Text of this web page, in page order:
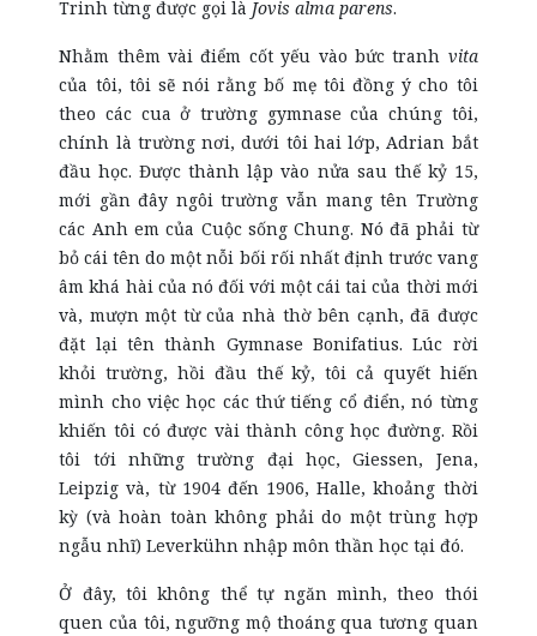
Trinh từng được gọi là Jovis alma parens.
Nhằm thêm vài điểm cốt yếu vào bức tranh vita
của tôi, tôi sẽ nói rằng bố mẹ tôi đồng ý cho tôi
theo các cua ở trường gymnase của chúng tôi,
chính là trường nơi, dưới tôi hai lớp, Adrian bắt
đầu học. Được thành lập vào nửa sau thế kỷ 15,
mới gần đây ngôi trường vẫn mang tên Trường
các Anh em của Cuộc sống Chung. Nó đã phải từ
bỏ cái tên do một nỗi bối rối nhất định trước vang
âm khá hài của nó đối với một cái tai của thời mới
và, mượn một từ của nhà thờ bên cạnh, đã được
đặt lại tên thành Gymnase Bonifatius. Lúc rời
khỏi trường, hồi đầu thế kỷ, tôi cả quyết hiến
mình cho việc học các thứ tiếng cổ điển, nó từng
khiến tôi có được vài thành công học đường. Rồi
tôi tới những trường đại học, Giessen, Jena,
Leipzig và, từ 1904 đến 1906, Halle, khoảng thời
kỳ (và hoàn toàn không phải do một trùng hợp
ngẫu nhĩ) Leverkühn nhập môn thần học tại đó.
Ở đây, tôi không thể tự ngăn mình, theo thói
quen của tôi, ngưỡng mộ thoáng qua tương quan